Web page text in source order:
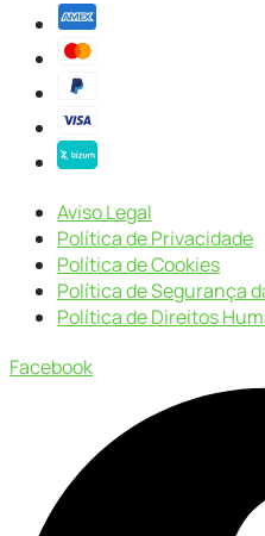
Aviso Legal
Política de Privacidade
Política de Cookies
Política de Segurança
Política de Direitos
Facebook